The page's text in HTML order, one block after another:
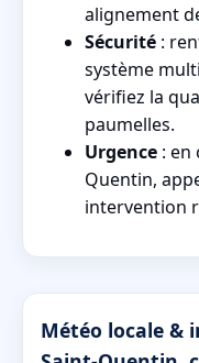
alignement
Sécurité :
système
vérifiez la
paumelles.
Urgence : en
Quentin,
intervention
Météo locale &